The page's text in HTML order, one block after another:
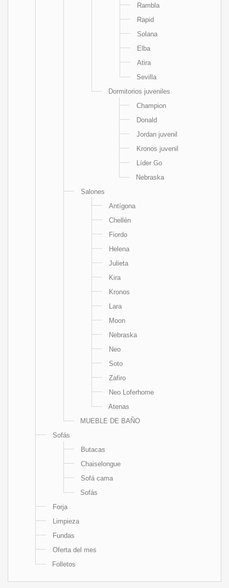
Rambla
Rapid
Solana
Elba
Atira
Sevilla
Dormitorios juveniles
Champion
Donald
Jordan juvenil
Kronos juvenil
Líder Go
Nebraska
Salones
Antígona
Chellén
Fiordo
Helena
Julieta
Kira
Kronos
Lara
Moon
Nebraska
Neo
Soto
Zafiro
Neo Loferhome
Atenas
MUEBLE DE BAÑO
Sofás
Butacas
Chaiselongue
Sofá cama
Sofás
Forja
Limpieza
Fundas
Oferta del mes
Folletos